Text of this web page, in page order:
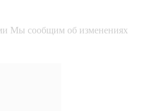
Мы сообщим об изменениях